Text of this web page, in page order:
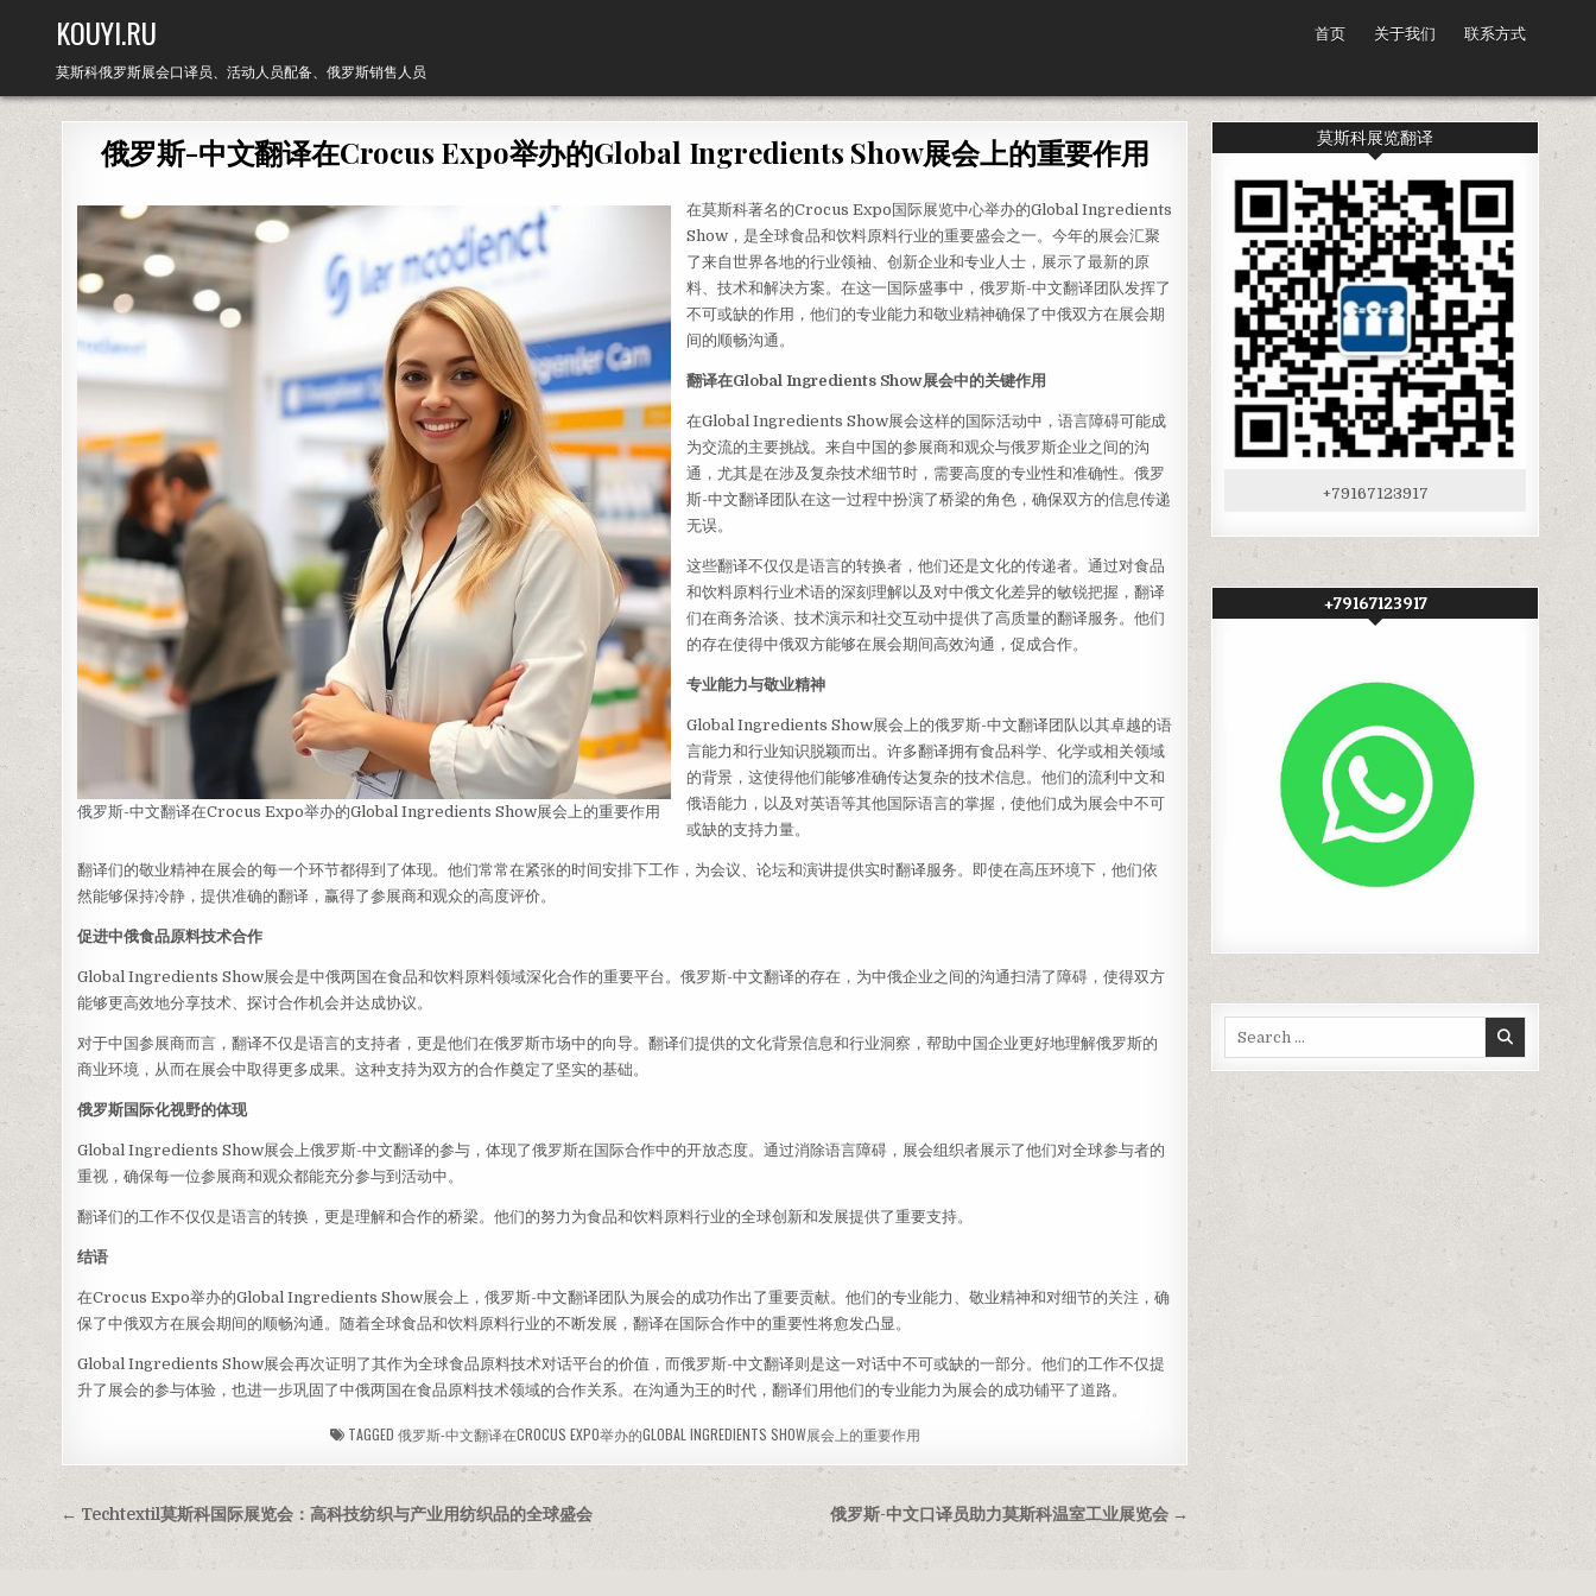
KOUYI.RU
莫斯科俄罗斯展会口译员、活动人员配备、俄罗斯销售人员
首页 关于我们 联系方式
俄罗斯-中文翻译在Crocus Expo举办的Global Ingredients Show展会上的重要作用
俄罗斯-中文翻译在Crocus Expo举办的Global Ingredients Show展会上的重要作用
在莫斯科著名的Crocus Expo国际展览中心举办的Global Ingredients
Show，是全球食品和饮料原料行业的重要盛会之一。今年的展会汇聚
了来自世界各地的行业领袖、创新企业和专业人士，展示了最新的原
料、技术和解决方案。在这一国际盛事中，俄罗斯-中文翻译团队发挥了
不可或缺的作用，他们的专业能力和敬业精神确保了中俄双方在展会期
间的顺畅沟通。
翻译在Global Ingredients Show展会中的关键作用
在Global Ingredients Show展会这样的国际活动中，语言障碍可能成
为交流的主要挑战。来自中国的参展商和观众与俄罗斯企业之间的沟
通，尤其是在涉及复杂技术细节时，需要高度的专业性和准确性。俄罗
斯-中文翻译团队在这一过程中扮演了桥梁的角色，确保双方的信息传递
无误。
这些翻译不仅仅是语言的转换者，他们还是文化的传递者。通过对食品
和饮料原料行业术语的深刻理解以及对中俄文化差异的敏锐把握，翻译
们在商务洽谈、技术演示和社交互动中提供了高质量的翻译服务。他们
的存在使得中俄双方能够在展会期间高效沟通，促成合作。
专业能力与敬业精神
Global Ingredients Show展会上的俄罗斯-中文翻译团队以其卓越的语
言能力和行业知识脱颖而出。许多翻译拥有食品科学、化学或相关领域
的背景，这使得他们能够准确传达复杂的技术信息。他们的流利中文和
俄语能力，以及对英语等其他国际语言的掌握，使他们成为展会中不可
或缺的支持力量。
翻译们的敬业精神在展会的每一个环节都得到了体现。他们常常在紧张的时间安排下工作，为会议、论坛和演讲提供实时翻译服务。即使在高压环境下，他们依
然能够保持冷静，提供准确的翻译，赢得了参展商和观众的高度评价。
促进中俄食品原料技术合作
Global Ingredients Show展会是中俄两国在食品和饮料原料领域深化合作的重要平台。俄罗斯-中文翻译的存在，为中俄企业之间的沟通扫清了障碍，使得双方
能够更高效地分享技术、探讨合作机会并达成协议。
对于中国参展商而言，翻译不仅是语言的支持者，更是他们在俄罗斯市场中的向导。翻译们提供的文化背景信息和行业洞察，帮助中国企业更好地理解俄罗斯的
商业环境，从而在展会中取得更多成果。这种支持为双方的合作奠定了坚实的基础。
俄罗斯国际化视野的体现
Global Ingredients Show展会上俄罗斯-中文翻译的参与，体现了俄罗斯在国际合作中的开放态度。通过消除语言障碍，展会组织者展示了他们对全球参与者的
重视，确保每一位参展商和观众都能充分参与到活动中。
翻译们的工作不仅仅是语言的转换，更是理解和合作的桥梁。他们的努力为食品和饮料原料行业的全球创新和发展提供了重要支持。
结语
在Crocus Expo举办的Global Ingredients Show展会上，俄罗斯-中文翻译团队为展会的成功作出了重要贡献。他们的专业能力、敬业精神和对细节的关注，确
保了中俄双方在展会期间的顺畅沟通。随着全球食品和饮料原料行业的不断发展，翻译在国际合作中的重要性将愈发凸显。
Global Ingredients Show展会再次证明了其作为全球食品原料技术对话平台的价值，而俄罗斯-中文翻译则是这一对话中不可或缺的一部分。他们的工作不仅提
升了展会的参与体验，也进一步巩固了中俄两国在食品原料技术领域的合作关系。在沟通为王的时代，翻译们用他们的专业能力为展会的成功铺平了道路。
TAGGED 俄罗斯-中文翻译在CROCUS EXPO举办的GLOBAL INGREDIENTS SHOW展会上的重要作用
文 俄罗斯-中文口译员助力莫斯科温室工业展览会 →
← Techtextil莫斯科国际展览会：高科技纺织与产业用纺织品的全球盛会
莫斯科展览翻译
+79167123917
+79167123917